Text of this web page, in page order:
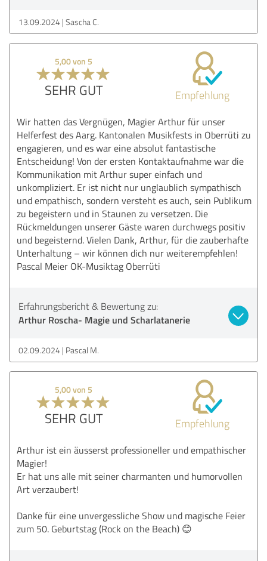
13.09.2024 Sascha C.
5,00 von 5
SEHR GUT Empfehlung
Wir hatten das Vergnügen, Magier Arthur für unser
Helferfest des Aarg. Kantonalen Musikfests in Oberrüti zu
engagieren, und es war eine absolut fantastische
Entscheidung! Von der ersten Kontaktaufnahme war die
Kommunikation mit Arthur super einfach und
unkompliziert. Er ist nicht nur unglaublich sympathisch
und empathisch, sondern versteht es auch, sein Publikum
zu begeistern und in Staunen zu versetzen. Die
Rückmeldungen unserer Gäste waren durchwegs positiv
und begeisternd. Vielen Dank, Arthur, für die zauberhafte
Unterhaltung – wir können dich nur weiterempfehlen!
Pascal Meier OK-Musiktag Oberrüti
Erfahrungsbericht & Bewertung zu:
Arthur Roscha- Magie und Scharlatanerie
02.09.2024 Pascal M.
5,00 von 5
SEHR GUT Empfehlung
Arthur ist ein äusserst professioneller und empathischer
Magier!
Er hat uns alle mit seiner charmanten und humorvollen
Art verzaubert!
Danke für eine unvergessliche Show und magische Feier
zum 50. Geburtstag (Rock on the Beach) 😊